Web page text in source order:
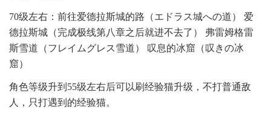
70级左右：前往爱德拉斯城的路（エドラス城への道） 爱
德拉斯城（完成极线第八章之后就进不去了） 弗雷姆格雷
斯雪道（フレイムグレス雪道） 叹息的冰窟（叹きの冰
窟）
角色等级升到55级左右后可以刷经验猫升级，不打普通敌
人，只打遇到的经验猫。